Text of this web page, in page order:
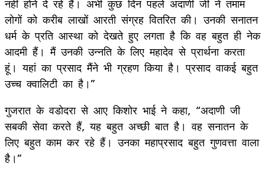
लोगों को करीब लाखों आरती संग्रह वितरित की। उनकी सनातन
धर्म के प्रति आस्था को देखते हुए लगता है कि वह बहुत ही नेक
आदमी हैं। मैं उनकी उन्नति के लिए महादेव से प्रार्थना करता
हूं। यहां का प्रसाद मैंने भी ग्रहण किया है। प्रसाद वाकई बहुत
उच्च क्वालिटी का है।”
गुजरात के वडोदरा से आए किशोर भाई ने कहा, “अदाणी जी
सबकी सेवा करते हैं, यह बहुत अच्छी बात है। वह सनातन के
लिए बहुत काम कर रहे हैं। उनका महाप्रसाद बहुत गुणवत्ता वाला
है।”